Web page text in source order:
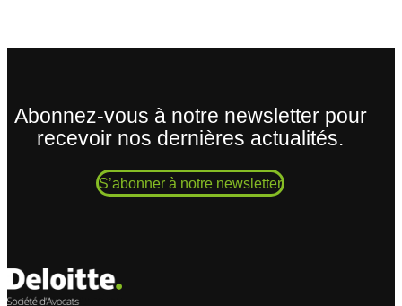
Abonnez-vous à notre newsletter pour
recevoir nos dernières actualités.
S’abonner à notre newsletter